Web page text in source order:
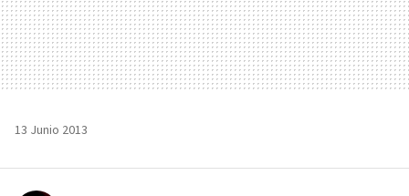
13 Junio 2013